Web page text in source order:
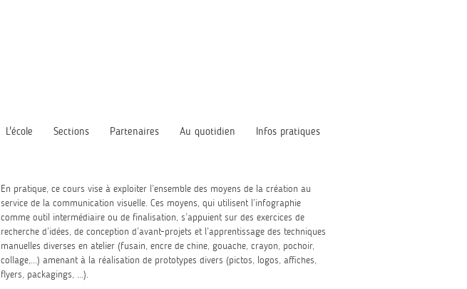
L'école Sections Partenaires Au quotidien Infos pratiques
En pratique, ce cours vise à exploiter l’ensemble des moyens de la création au
service de la communication visuelle. Ces moyens, qui utilisent l’infographie
comme outil intermédiaire ou de finalisation, s’appuient sur des exercices de
recherche d’idées, de conception d’avant-projets et l’apprentissage des techniques
manuelles diverses en atelier (fusain, encre de chine, gouache, crayon, pochoir,
collage,...) amenant à la réalisation de prototypes divers (pictos, logos, affiches,
flyers, packagings, ...).